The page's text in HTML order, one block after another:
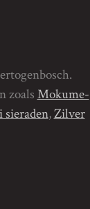
zoalsMokume-
,Zilver